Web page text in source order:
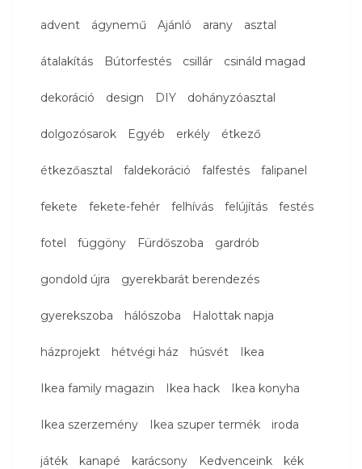
advent ágynemű Ajánló arany asztal
átalakítás Bútorfestés csillár csináld magad
dekoráció design DIY dohányzóasztal
dolgozósarok Egyéb erkély étkező
étkezőasztal faldekoráció falfestés falipanel
fekete fekete-fehér felhívás felújítás festés
fotel függöny Fürdőszoba gardrób
gondold újra gyerekbarát berendezés
gyerekszoba hálószoba Halottak napja
házprojekt hétvégi ház húsvét Ikea
Ikea family magazin Ikea hack Ikea konyha
Ikea szerzemény Ikea szuper termék iroda
játék kanapé karácsony Kedvenceink kék